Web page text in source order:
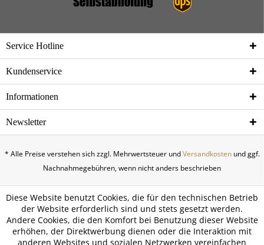
Service Hotline
Kundenservice
Informationen
Newsletter
* Alle Preise verstehen sich zzgl. Mehrwertsteuer undVersandkostenund ggf.
Nachnahmegebühren, wenn nicht anders beschrieben
Diese Website benutzt Cookies, die für den technischen Betrieb
der Website erforderlich sind und stets gesetzt werden.
Andere Cookies, die den Komfort bei Benutzung dieser Website
erhöhen, der Direktwerbung dienen oder die Interaktion mit
anderen Websites und sozialen Netzwerken vereinfachen